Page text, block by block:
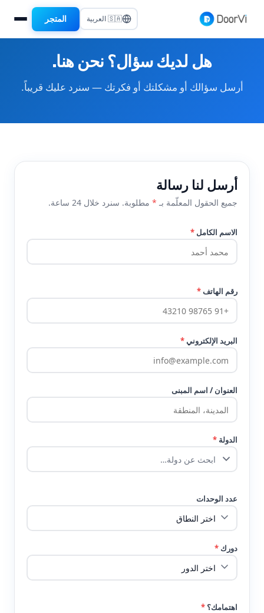
🇸🇦 العربية المتجر
هل لديك سؤال؟ نحن هنا.
أرسل سؤالك أو مشكلتك أو فكرتك — سنرد عليك قريباً.
أرسل لنا رسالة
جميع الحقول المعلّمة بـ * مطلوبة. سنرد خلال 24 ساعة.
الاسم الكامل *
رقم الهاتف*
البريد الإلكتروني*
العنوان / اسم المبنى
الدولة *
عدد الوحدات
دورك *
اهتمامك؟ *